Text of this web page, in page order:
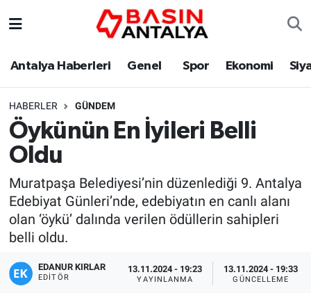
Antalya Haberleri Genel Spor Ekonomi
HABERLER GÜNDEM
Öykünün En İyileri Belli
Oldu
Muratpaşa Belediyesi’nin düzenlediği 9. Antalya
Edebiyat Günleri’nde, edebiyatın en canlı alanı
olan ‘öykü’ dalında verilen ödüllerin sahipleri
belli oldu.
EDANUR KIRLAR
EDITÖR
13.11.2024 - 19:23
YAYINLANMA
13.11.2024 - 19:33
GÜNCELLEME